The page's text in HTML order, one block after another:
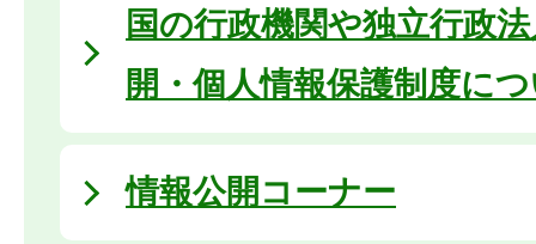
国の行政機関や独立行政
開・個人情報保護制度に
情報公開コーナー